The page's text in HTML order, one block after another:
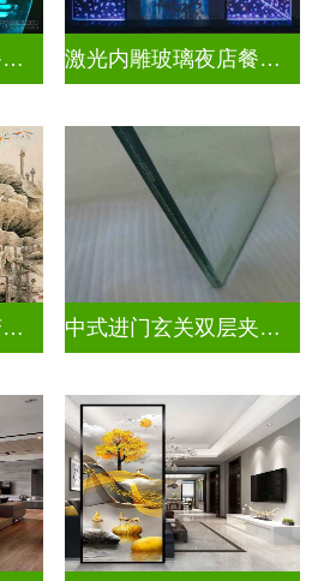
彩色激光内雕夜店餐厅装饰 激光内雕玻璃夜店餐厅装饰
会所山水画夹胶渐变玻璃 中式进门玄关双层夹娟玻璃